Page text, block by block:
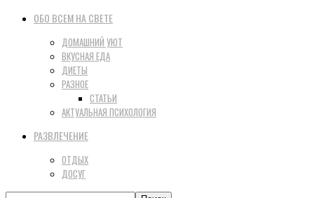
ОБО ВСЕМ НА СВЕТЕ
ДОМАШНИЙ УЮТ
ВКУСНАЯ ЕДА
ДИЕТЫ
РАЗНОЕ
СТАТЬИ
АКТУАЛЬНАЯ ПСИХОЛОГИЯ
РАЗВЛЕЧЕНИЕ
ОТДЫХ
ДОСУГ